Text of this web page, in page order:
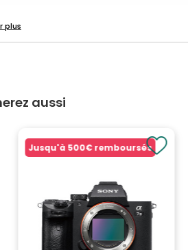
aussi
Jusqu'à 500€ remboursés